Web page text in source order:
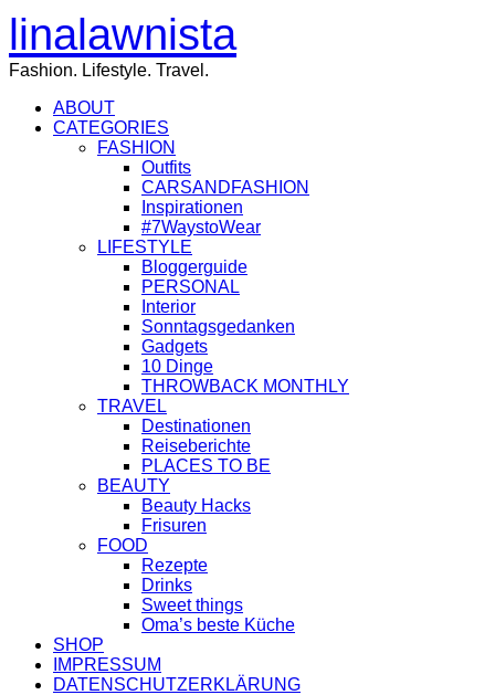
linalawnista
Fashion. Lifestyle. Travel.
ABOUT
CATEGORIES
FASHION
Outfits
CARSANDFASHION
Inspirationen
#7WaystoWear
LIFESTYLE
Bloggerguide
PERSONAL
Interior
Sonntagsgedanken
Gadgets
10 Dinge
THROWBACK MONTHLY
TRAVEL
Destinationen
Reiseberichte
PLACES TO BE
BEAUTY
Beauty Hacks
Frisuren
FOOD
Rezepte
Drinks
Sweet things
Oma’s beste Küche
SHOP
IMPRESSUM
DATENSCHUTZERKLÄRUNG